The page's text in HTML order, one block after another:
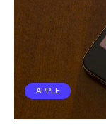
APPLE